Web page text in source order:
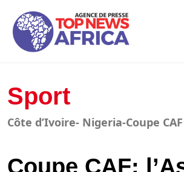
Sport
Côte d’Ivoire- Nigeria-Coupe CAF
Coupe CAF: